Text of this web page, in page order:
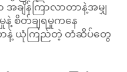
ချိန်ကြာလာတာနဲ့အမျှ
စိတ်ချရမှုကနေ
ာနဲ့ ယုံကြည်တဲ့ တံဆိပ်တွေ